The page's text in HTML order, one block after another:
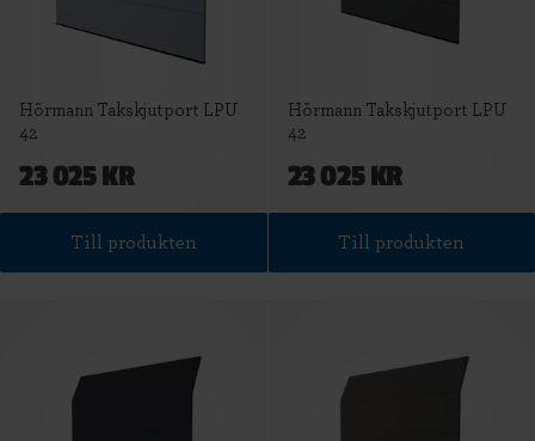
Hörmann Takskjutport LPU
42
23 025 KR
Till produkten
Hörmann Takskjutport LPU
42
23 025 KR
Till produkten